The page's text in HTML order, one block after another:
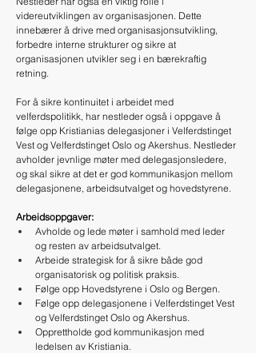
videreutviklingen av organisasjonen. Dette
innebærer å drive med organisasjonsutvikling,
forbedre interne strukturer og sikre at
organisasjonen utvikler seg i en bærekraftig
retning.
For å sikre kontinuitet i arbeidet med
velferdspolitikk, har nestleder også i oppgave å
følge opp Kristianias delegasjoner i Velferdstinget
Vest og Velferdstinget Oslo og Akershus. Nestleder
avholder jevnlige møter med delegasjonsledere,
og skal sikre at det er god kommunikasjon mellom
delegasjonene, arbeidsutvalget og hovedstyrene.
Arbeidsoppgaver:
Avholde og lede møter i samhold med leder
og resten av arbeidsutvalget.
Arbeide strategisk for å sikre både god
organisatorisk og politisk praksis.
Følge opp Hovedstyrene i Oslo og Bergen.
Følge opp delegasjonene i Velferdstinget Vest
og Velferdstinget Oslo og Akershus.
Opprettholde god kommunikasjon med
ledelsen av Kristiania.